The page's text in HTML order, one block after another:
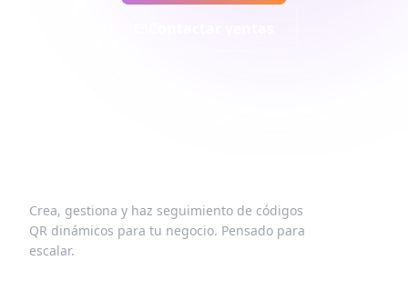
Crea, gestiona y haz seguimiento de códigos
QR dinámicos para tu negocio. Pensado para
escalar.